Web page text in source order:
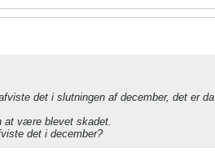
det i slutningen af december, det er
at være blevet skadet.
det i december?